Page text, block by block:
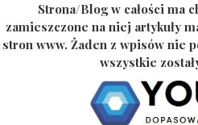
Strona/Blog w całości ma
zamieszczone na niej artykuły
stron www. Żaden z wpisów nie
wszystkie